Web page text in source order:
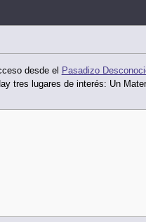
desde el Pasadizo
tres lugares de interés: Un